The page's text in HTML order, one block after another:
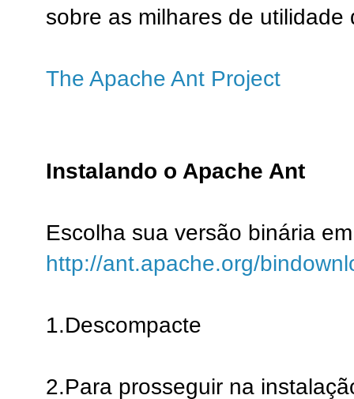
sobre as milhares de utilidade
The Apache Ant Project
Instalando o Apache Ant
Escolha sua versão binária
http://ant.apache.org/
1.Descompacte
2.Para prosseguir na